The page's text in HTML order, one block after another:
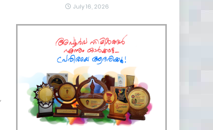
July 16, 2026